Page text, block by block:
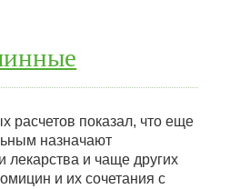
расчетов показал, что еще
назначают
и чаще других
и их сочетания с